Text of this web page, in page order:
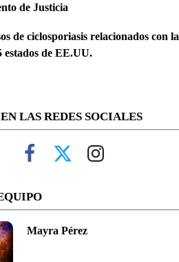
de Justicia
de ciclosporiasis relacionados con la
estados de EE.UU.
LAS REDES SOCIALES
Mayra Pérez